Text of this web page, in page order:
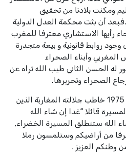
ومكنت بلادنا من تحقيق
.فبعد أن بثت محكمة العدل الدولية
رأيها الاستشاري معترفا للمغرب
روابط قانونية و بيعة متجدرة
المغربي وأبناء الصحراء
له الحسن الثاني طيب الله ثراه عن
الصحراء وتحريرها.
وفي الخامس من نونبر سنة 1975 خاطب جلالته المغاربة الذين
قائلا “غدا إن شاء الله
الله ستنطلق المسيرة الخضراء,
من أراضيكم وستلمسون رملا
وطنكم العزيز .